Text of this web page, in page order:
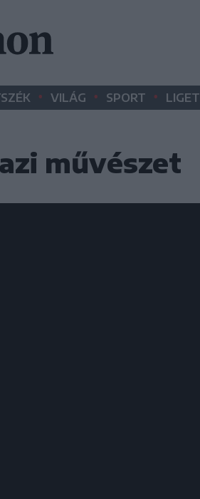
• VILÁG • SPORT • LIGET
művészet